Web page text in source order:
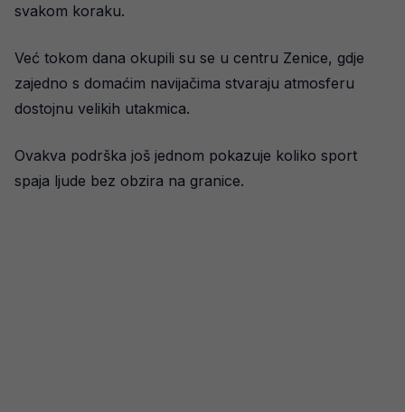
svakom koraku.
Već tokom dana okupili su se u centru Zenice, gdje
zajedno s domaćim navijačima stvaraju atmosferu
dostojnu velikih utakmica.
Ovakva podrška još jednom pokazuje koliko sport
spaja ljude bez obzira na granice.